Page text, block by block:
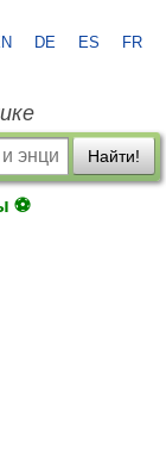
DE ES FR
Найти!
⚽